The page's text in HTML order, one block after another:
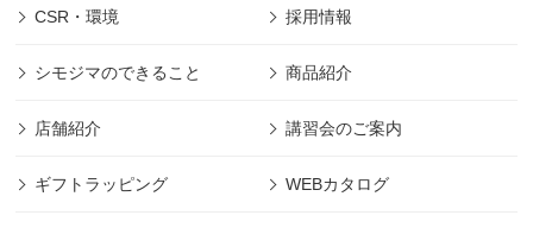
CSR・環境 採用情報
シモジマのできること 商品紹介
店舗紹介 講習会のご案内
ギフトラッピング WEBカタログ